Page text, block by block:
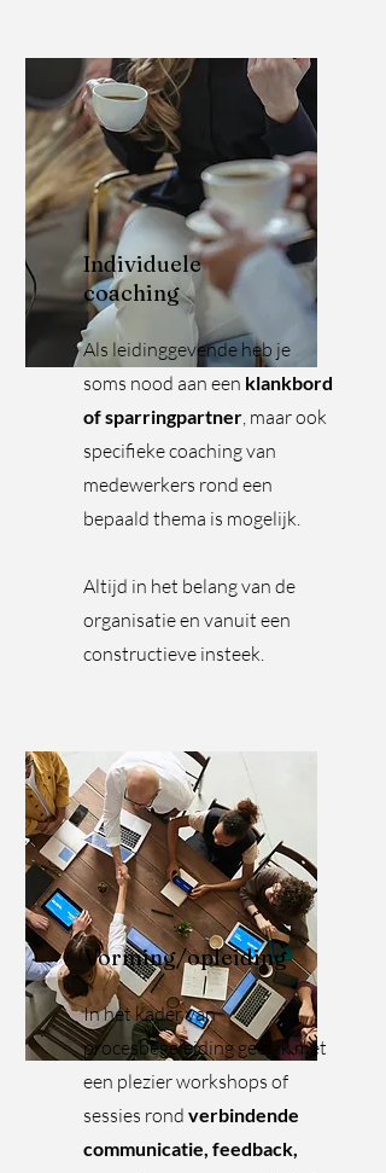
Individuele
coaching
Als leidinggevende heb je
soms nood aan een klankbord
of sparringpartner , maar ook
specifieke coaching van
medewerkers rond een
bepaald thema is mogelijk.
Altijd in het belang van de
organisatie en vanuit een
constructieve insteek.
Vorming/opleiding
In het kader van
procesbegeleiding geef ik met
een plezier workshops of
sessies rond verbindende
communicatie, feedback,